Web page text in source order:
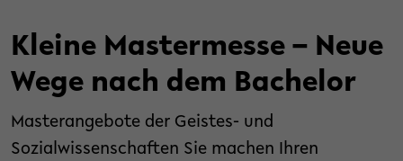
Kleine Mastermesse – Neue
Wege nach dem Bachelor
Masterangebote der Geistes- und
Sozialwissenschaften Sie machen Ihren